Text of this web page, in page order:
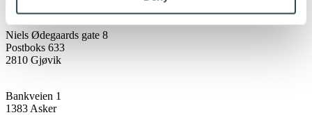
Hunton Fiber(Hovedkontor)
Niels Ødegaards gate 8
Postboks 633
2810 Gjøvik
Bankveien 1
1383 Asker